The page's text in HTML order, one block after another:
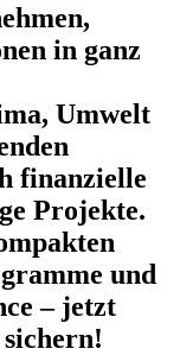
in ganz
Umwelt
finanzielle
Projekte.
und
– jetzt